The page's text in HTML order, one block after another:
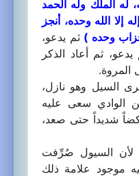
له الملك وله الحمد
الله وحده، أنجز
وحده ) ثم يدعو،
ثم أعاد الذكر
المروة.
السيل وهو نازل،
الوادي سعى عليه
شديداً حتى صعد،
لأن السيول صُرِّفت
موجود علامة ذلك